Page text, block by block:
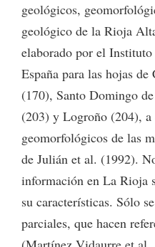
geológicos,
geológico de la Rioja
elaborado por el
España para las hojas
(170), Santo Domingo
(203) y Logroño (204),
geomorfológicos de las
de Julián et al. (1992).
información en La Rioja
su características. Sólo
parciales, que hacen